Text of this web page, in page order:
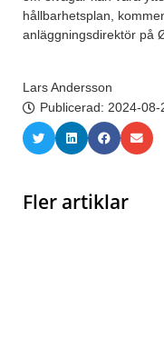
hållbarhetsplan,
anläggningsdirektör på
Lars Andersson
Publicerad: 2024-08-
Fler artiklar